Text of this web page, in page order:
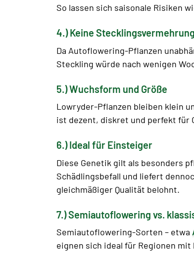
So lassen sich saisonale Risiken
4.) Keine
Da Autoflowering-Pflanzen
Steckling würde nach wenigen
5.) Wuchsform und Größe
Lowryder-Pflanzen bleiben klein
ist dezent, diskret und perfekt für
6.) Ideal für Einsteiger
Diese Genetik gilt als besonders
Schädlingsbefall und liefert
gleichmäßiger Qualität belohnt.
7.) Semiautoflowering vs.
Semiautoflowering-Sorten – etwa
eignen sich ideal für Regionen